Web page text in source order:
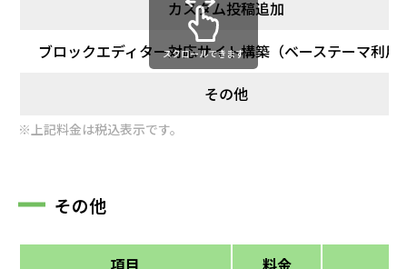
カスタム投稿追加
ブロックエディター対応サイト構築（ベーステーマ利用
その他
スクロールできます
※上記料金は税込表示です。
その他
項目 料金